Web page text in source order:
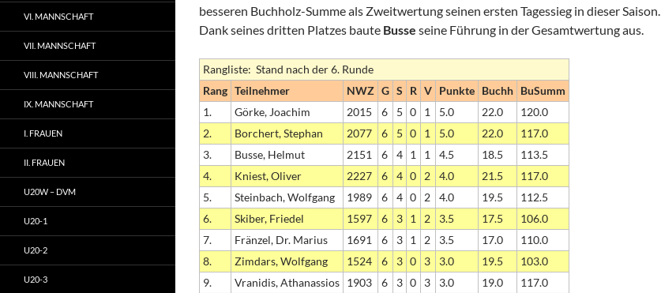
besseren Buchholz-Summe als Zweitwertung seinen ersten Tagessieg in dieser Saison.
Dank seines dritten Platzes baute Busse seine Führung in der Gesamtwertung aus.
Rangliste: Stand nach der 6. Runde
Rang Teilnehmer NWZ G S R V Punkte Buchh BuSumm
1.
Görke, Joachim 2015 6 5 0 1 5.0 22.0
120.0
2.
Borchert, Stephan 2077 6 5 0 1 5.0 22.0
117.0
3.
Busse, Helmut 2151 6 4 1 1 4.5 18.5
113.5
4.
Kniest, Oliver 2227 6 4 0 2 4.0 21.5
117.0
5.
Steinbach, Wolfgang 1989 6 4 0 2 4.0 19.5
112.5
6.
Skiber, Friedel 1597 6 3 1 2 3.5 17.5
106.0
7.
Fränzel, Dr. Marius 1691 6 3 1 2 3.5 17.0
110.0
8.
Zimdars, Wolfgang 1524 6 3 0 3 3.0 19.5
103.0
9.
Vranidis, Athanassios 1903 6 3 0 3 3.0 19.0
117.0
VI. MANNSCHAFT
VII. MANNSCHAFT
VIII. MANNSCHAFT
IX. MANNSCHAFT
I. FRAUEN
II. FRAUEN
U20W – DVM
U20-1
U20-2
U20-3